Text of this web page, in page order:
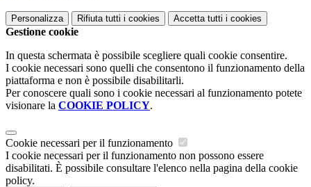
Personalizza Rifiuta tutti i cookies Accetta tutti i cookies
Gestione cookie
In questa schermata è possibile scegliere quali cookie consentire.
I cookie necessari sono quelli che consentono il funzionamento della
piattaforma e non è possibile disabilitarli.
Per conoscere quali sono i cookie necessari al funzionamento potete
visionare la COOKIE POLICY.
Cookie necessari per il funzionamento
I cookie necessari per il funzionamento non possono essere
disabilitati. È possibile consultare l'elenco nella pagina della cookie
policy.